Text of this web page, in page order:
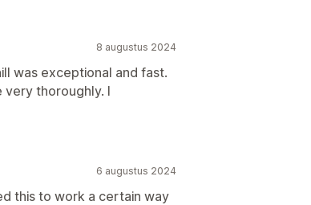
8 augustus 2024
was exceptional and fast.
very thoroughly. I
6 augustus 2024
this to work a certain way